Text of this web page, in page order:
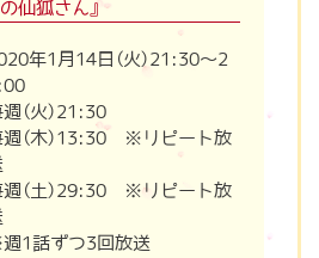
仙狐さん』
年1月14日（火）21:30～2
（火）21:30
（木）13:30 ※リピート放
（土）29:30 ※リピート放
1話ずつ3回放送